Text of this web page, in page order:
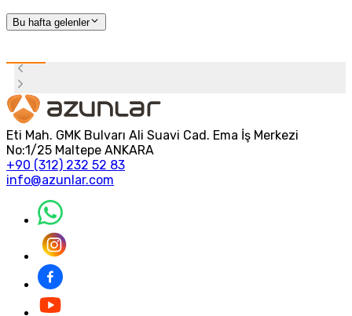
Bu hafta gelenler
Eti Mah. GMK Bulvarı Ali Suavi Cad. Ema İş Merkezi
No:1/25 Maltepe ANKARA
+90 (312) 232 52 83
info@azunlar.com